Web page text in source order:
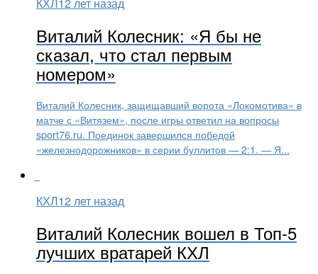
Виталий Колесник: «Я бы не
сказал, что стал первым
номером»
Виталий Колесник, защищавший ворота «Локомотива» в
матче с «Витязем», после игры ответил на вопросы
sport76.ru. Поединок завершился победой
«железнодорожников» в серии буллитов — 2:1. — Я...
КХЛ12 лет назад
Виталий Колесник вошел в Топ-5
лучших вратарей КХЛ